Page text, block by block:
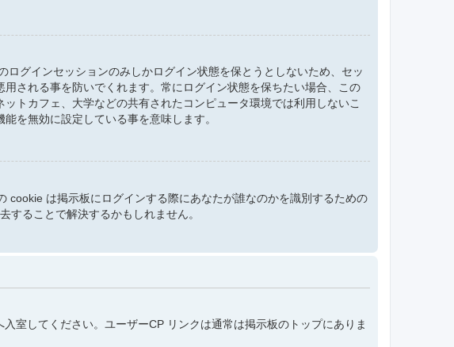
グインセッションのみしかログイン状態を保とうとしないため、セッ
される事を防いでくれます。常にログイン状態を保ちたい場合、この
トカフェ、大学などの共有されたコンピュータ環境では利用しないこ
を無効に設定している事を意味します。
cookie は掲示板にログインする際にあなたが誰なのかを識別するための
することで解決するかもしれません。
室してください。ユーザーCP リンクは通常は掲示板のトップにありま